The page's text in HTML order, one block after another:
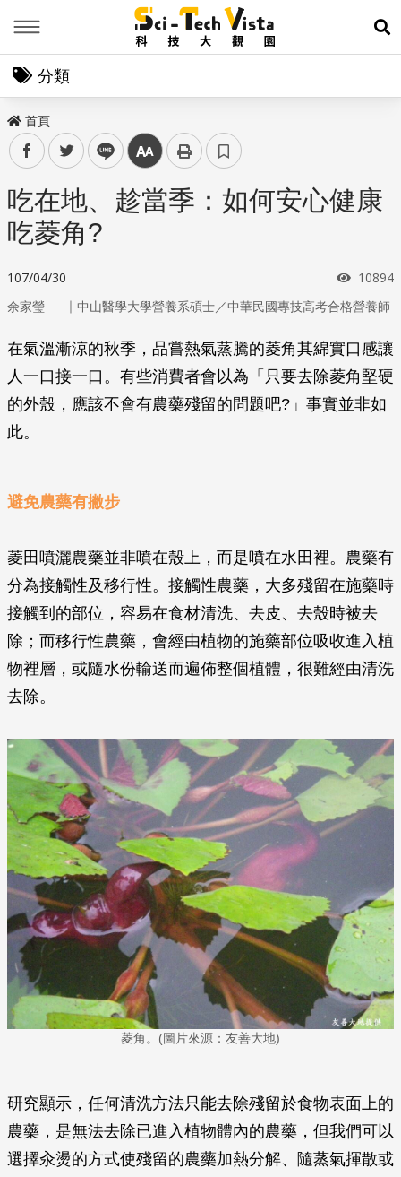
展
分類
首頁
facebooktwitter line 中
吃在地、趁當季：如何安心健康
吃菱角?
107/04/30 瀏覽次
10894
余家瑩 ｜ 中山醫學大學營養系碩士／中華民國專技高考合格營養師
在氣溫漸涼的秋季，品嘗熱氣蒸騰的菱角其綿實口感讓
人一口接一口。有些消費者會以為「只要去除菱角堅硬
的外殼，應該不會有農藥殘留的問題吧?」事實並非如
此。
避免農藥有撇步
菱田噴灑農藥並非噴在殼上，而是噴在水田裡。農藥有
分為接觸性及移行性。接觸性農藥，大多殘留在施藥時
接觸到的部位，容易在食材清洗、去皮、去殼時被去
除；而移行性農藥，會經由植物的施藥部位吸收進入植
物裡層，或隨水份輸送而遍佈整個植體，很難經由清洗
去除。
菱角。(圖片來源：友善大地)
研究顯示，任何清洗方法只能去除殘留於食物表面上的
農藥，是無法去除已進入植物體內的農藥，但我們可以
選擇汆燙的方式使殘留的農藥加熱分解、隨蒸氣揮散或